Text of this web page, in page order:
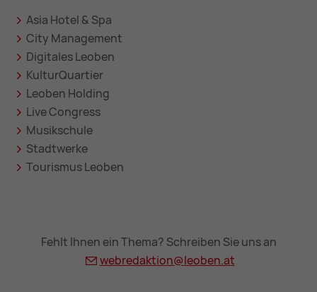
Asia Hotel & Spa
City Management
Digitales Leoben
KulturQuartier
Leoben Holding
Live Congress
Musikschule
Stadtwerke
Tourismus Leoben
Fehlt Ihnen ein Thema? Schreiben Sie uns an
webredaktion@leoben.at